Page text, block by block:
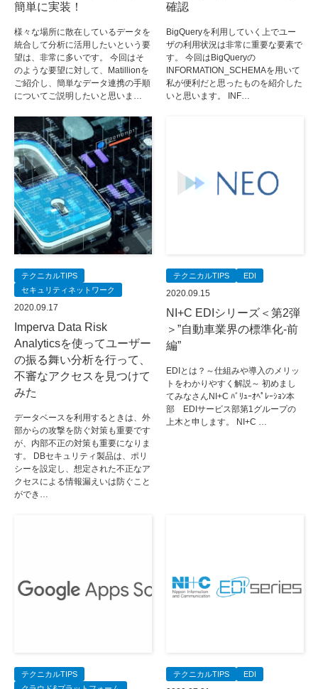
簡単に実装！
様々な場所に散在しているデータを
統合して分析に活用したいという要
望は、非常に多いです。 今回はそ
のような要望に対して、Matillionを
ご紹介し、簡単なデータ連携の手順
についてご説明したいと思いま…
確認
BigQueryを利用していく上でユー
ザの利用状況は非常に重要な要素で
す。 今回はBigQueryの
INFORMATION_SCHEMAを用いて
私が便利だと思ったものを紹介した
いと思います。 INF…
テクニカルTIPS
セキュリティネットワーク
2020.09.17
Imperva Data Risk
Analyticsを使ってユーザー
の振る舞い分析を行って、
不審なアクセスを見つけて
みた
データベースを利用するときは、外
部からの攻撃を防ぐ対策も重要です
が、内部不正の対策も重要になりま
す。 DBセキュリティ製品は、ポリ
シーを設定し、想定された不正なア
クセスによる情報漏えいは防ぐこと
ができ…
テクニカルTIPS EDI
2020.09.15
NI+C EDIシリーズ＜第2弾
＞”自動車業界の標準化-前
編”
EDIとは？～仕組みや導入のメリッ
トをわかりやすく解説～ 初めまし
てみなさんNI+C ﾊﾞﾘｭｰｵﾍﾟﾚｰｼｮﾝ本
部 EDIサービス部第1グループの
上木と申します。 NI+C …
テクニカルTIPS
テクニカルTIPS EDI